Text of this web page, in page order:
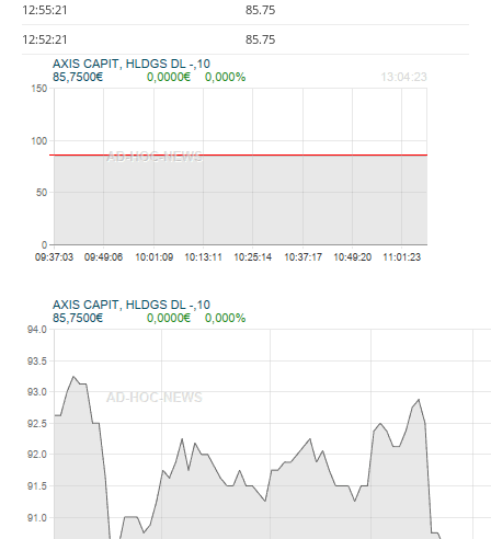
12:55:21
85.75
12:52:21
85.75